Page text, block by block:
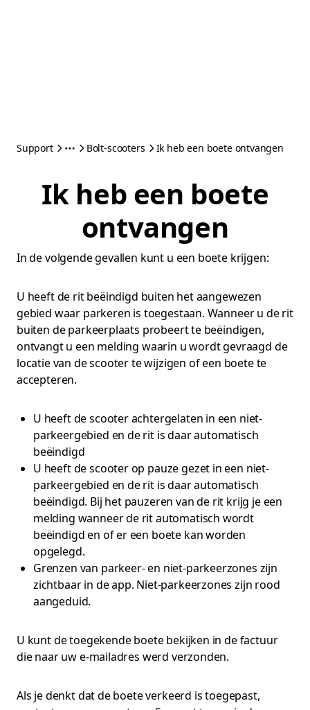
Support Bolt-scooters Ik heb een boete ontvangen
Ik heb een boete
ontvangen
In de volgende gevallen kunt u een boete krijgen:
U heeft de rit beëindigd buiten het aangewezen
gebied waar parkeren is toegestaan. Wanneer u de rit
buiten de parkeerplaats probeert te beëindigen,
ontvangt u een melding waarin u wordt gevraagd de
locatie van de scooter te wijzigen of een boete te
accepteren.
U heeft de scooter achtergelaten in een niet-
parkeergebied en de rit is daar automatisch
beëindigd
U heeft de scooter op pauze gezet in een niet-
parkeergebied en de rit is daar automatisch
beëindigd. Bij het pauzeren van de rit krijg je een
melding wanneer de rit automatisch wordt
beëindigd en of er een boete kan worden
opgelegd.
Grenzen van parkeer- en niet-parkeerzones zijn
zichtbaar in de app. Niet-parkeerzones zijn rood
aangeduid.
U kunt de toegekende boete bekijken in de factuur
die naar uw e-mailadres werd verzonden.
Als je denkt dat de boete verkeerd is toegepast,